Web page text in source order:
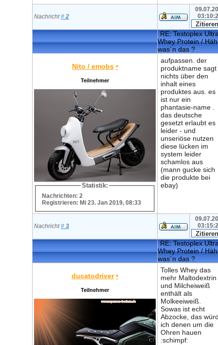
Nachricht# 2
RE: Testoplex
Whey Protein / Häh
was´n das ?
Nito / emobs •
Teilnehmer
Statistik:
Nachrichten: 2
Registrieren: Mi 23. Jan 2019, 08:33
aufpassen. der
produktname sagt
nichts über den
inhalt eines
produktes aus. es
ist nur ein
phantasie-name .
das deutsche
gesetzt erlaubt es
leider - und
unseriöse nutzen
diese lücken im
system leider
schamlos aus
(mann gucke sich
die produkte bei
ebay)
Nachricht# 3
RE: Testoplex
Whey Protein / Häh
was´n das ?
ducatodriver •
Teilnehmer
Tolles Whey das
mehr Maltodextrin
und Milcheiweiß
enthält als
Molkeeiweiß.
Sowas ist echt
Abzocke, das
ich denen um die
Ohren hauen
:schimpf: